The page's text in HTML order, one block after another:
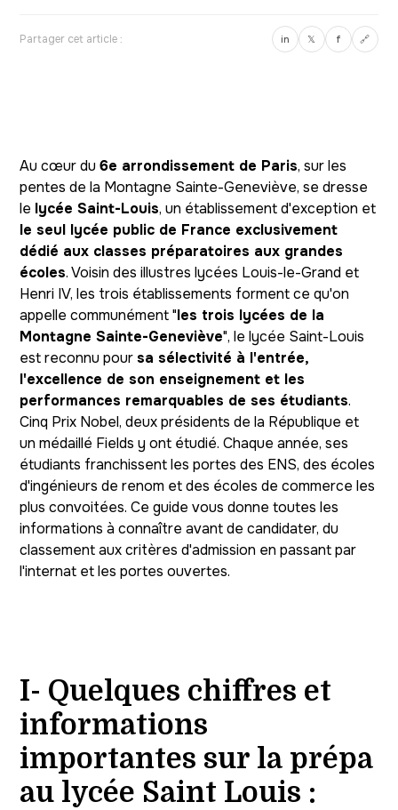
Partager cet article : in 𝕏 f 🔗
Au cœur du6e arrondissement de Paris, sur les
pentes de la Montagne Sainte-Geneviève, se dresse
le lycée Saint-Louis, un établissement d'exception et
le seul lycée public de France exclusivement
dédié aux classes préparatoires aux grandes
écoles. Voisin des illustres lycées Louis-le-Grand et
Henri IV, les trois établissements forment ce qu'on
appelle communément "les trois lycées de la
Montagne Sainte-Geneviève", le lycée Saint-Louis
est reconnu poursa sélectivité à l'entrée,
l'excellence de son enseignement et les
performances remarquables de ses étudiants.
Cinq Prix Nobel, deux présidents de la République et
un médaillé Fields y ont étudié. Chaque année, ses
étudiants franchissent les portes des ENS, des écoles
d'ingénieurs de renom et des écoles de commerce les
plus convoitées. Ce guide vous donne toutes les
informations à connaître avant de candidater, du
classement aux critères d'admission en passant par
l'internat et les portes ouvertes.
I- Quelques chiffres et
informations
importantes sur la prépa
au lycée Saint Louis :